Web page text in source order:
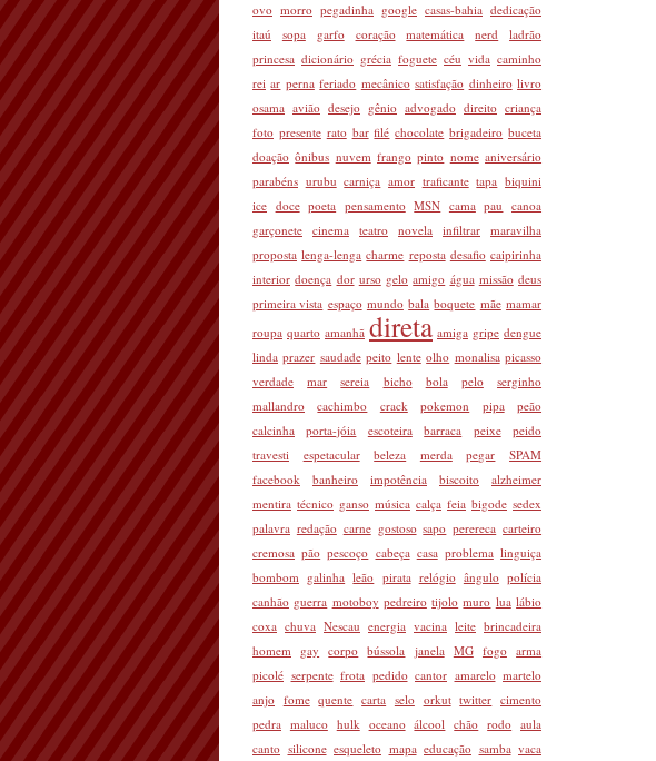
ovo morro pegadinha google casas-bahia dedicação
itaú
sopa garfo coração matemática nerd
ladrão
princesa dicionário grécia foguete céu vida caminho
rei ar perna feriado mecânico satisfação dinheiro livro
osama avião desejo gênio advogado direito criança
foto presente rato bar filé chocolate brigadeiro buceta
doação ônibus nuvem frango pinto nome aniversário
parabéns urubu carniça amor traficante tapa biquini
ice doce poeta pensamento MSN cama pau
canoa
garçonete cinema teatro novela infiltrar maravilha
proposta lenga-lenga charme reposta desafio caipirinha
interior doença dor urso gelo amigo água missão deus
primeira vista espaço mundo bala boquete mãe mamar
roupa quarto amanhã direta amiga gripe dengue
linda prazer saudade peito lente olho monalisa picasso
verdade
mar sereia bicho bola pelo
serginho
mallandro
cachimbo crack pokemon pipa
peão
calcinha
porta-jóia escoteira barraca peixe
peido
travesti
espetacular beleza merda pegar
SPAM
facebook
banheiro impotência biscoito
alzheimer
mentira técnico ganso música calça feia bigode sedex
palavra redação carne gostoso sapo perereca carteiro
cremosa pão pescoço cabeça casa problema linguiça
bombom galinha leão pirata relógio ângulo polícia
canhão guerra motoboy pedreiro tijolo muro lua lábio
coxa chuva Nescau energia vacina leite brincadeira
homem gay corpo bússola janela MG fogo arma
picolé serpente frota pedido cantor amarelo martelo
anjo fome quente carta selo orkut twitter cimento
pedra maluco hulk oceano álcool chão rodo aula
canto silicone esqueleto mapa educação samba vaca